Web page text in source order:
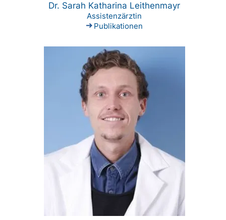
Dr. Sarah Katharina Leithenmayr
Assistenzärztin
Publikationen